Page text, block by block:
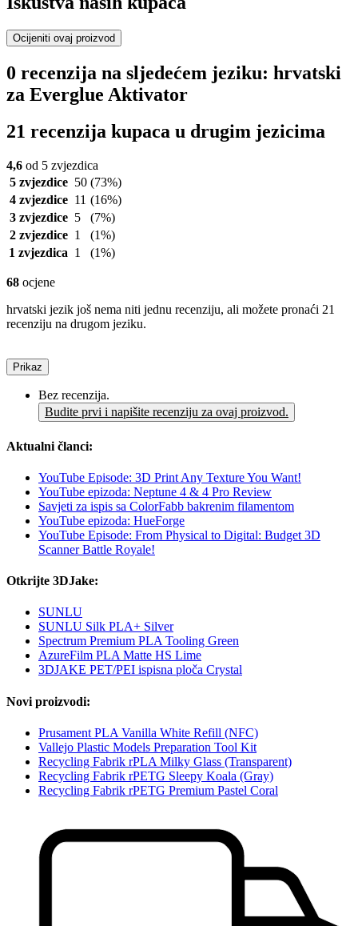
Ocijeniti ovaj proizvod
0 recenzija na sljedećem jeziku: hrvatski
za Everglue Aktivator
21 recenzija kupaca u drugim jezicima
4,6 od 5 zvjezdica
5 zvjezdice 50 (73%)
4 zvjezdice 11 (16%)
3 zvjezdice 5
(7%)
2 zvjezdice 1
(1%)
1 zvjezdica 1 (1%)
68 ocjene
hrvatski jezik još nema niti jednu recenziju, ali možete pronaći 21
recenziju na drugom jeziku.
Prikaz
Bez recenzija.
Budite prvi i napišite recenziju za ovaj proizvod.
Aktualni članci:
YouTube Episode: 3D Print Any Texture You Want!
YouTube epizoda: Neptune 4 & 4 Pro Review
Savjeti za ispis sa ColorFabb bakrenim filamentom
YouTube epizoda: HueForge
YouTube Episode: From Physical to Digital: Budget 3D
Scanner Battle Royale!
Otkrijte 3DJake:
SUNLU
SUNLU Silk PLA+ Silver
Spectrum Premium PLA Tooling Green
AzureFilm PLA Matte HS Lime
3DJAKE PET/PEI ispisna ploča Crystal
Novi proizvodi:
Prusament PLA Vanilla White Refill (NFC)
Vallejo Plastic Models Preparation Tool Kit
Recycling Fabrik rPLA Milky Glass (Transparent)
Recycling Fabrik rPETG Sleepy Koala (Gray)
Recycling Fabrik rPETG Premium Pastel Coral